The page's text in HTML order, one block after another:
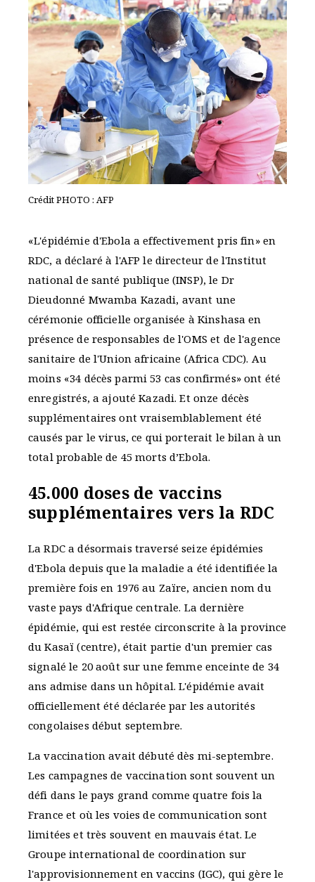
Crédit PHOTO : AFP
«L'épidémie d'Ebola a effectivement pris fin» en
RDC, a déclaré à l'AFP le directeur de l'Institut
national de santé publique (INSP), le Dr
Dieudonné Mwamba Kazadi, avant une
cérémonie officielle organisée à Kinshasa en
présence de responsables de l'OMS et de l'agence
sanitaire de l'Union africaine (Africa CDC). Au
moins «34 décès parmi 53 cas confirmés» ont été
enregistrés, a ajouté Kazadi. Et onze décès
supplémentaires ont vraisemblablement été
causés par le virus, ce qui porterait le bilan à un
total probable de 45 morts d’Ebola.
45.000 doses de vaccins
supplémentaires vers la RDC
La RDC a désormais traversé seize épidémies
d'Ebola depuis que la maladie a été identifiée la
première fois en 1976 au Zaïre, ancien nom du
vaste pays d'Afrique centrale. La dernière
épidémie, qui est restée circonscrite à la province
du Kasaï (centre), était partie d'un premier cas
signalé le 20 août sur une femme enceinte de 34
ans admise dans un hôpital. L'épidémie avait
officiellement été déclarée par les autorités
congolaises début septembre.
La vaccination avait débuté dès mi-septembre.
Les campagnes de vaccination sont souvent un
défi dans le pays grand comme quatre fois la
France et où les voies de communication sont
limitées et très souvent en mauvais état. Le
Groupe international de coordination sur
l'approvisionnement en vaccins (IGC), qui gère le